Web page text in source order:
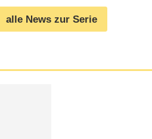
)
alle News zur Serie